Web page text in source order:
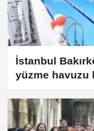
İstanbul
yüzme havuzu